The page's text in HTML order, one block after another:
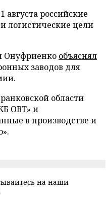
августа российские
логистические цели
Онуфриенко объяснял
заводов для
области
ОВТ» и
в производстве и
на наши